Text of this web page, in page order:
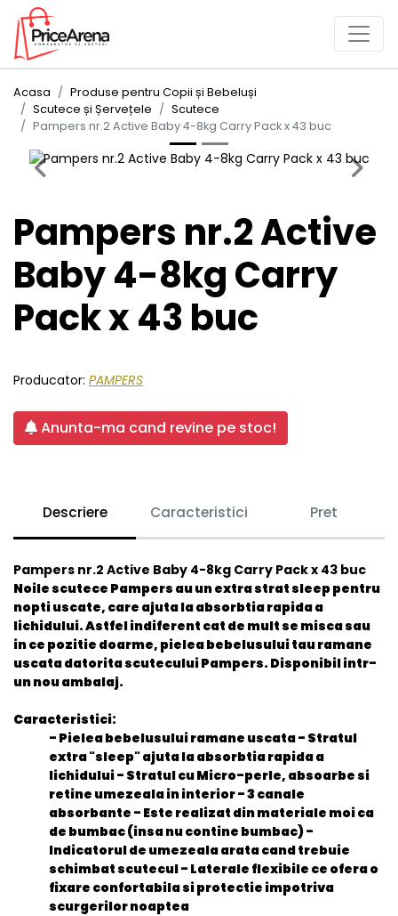
Acasa
Produse pentru Copii și Bebeluși
Scutece și Șervețele
Scutece
Pampers nr.2 Active Baby 4-8kg Carry Pack x 43 buc
Previous Next
Pampers nr.2 Active
Baby 4-8kg Carry
Pack x 43 buc
Producator: PAMPERS
Anunta-ma cand revine pe stoc!
Descriere Caracteristici Pret
Pampers nr.2 Active Baby 4-8kg Carry Pack x 43 buc
Noile scutece Pampers au un extra strat sleep pentru
nopti uscate, care ajuta la absorbtia rapida a
lichidului. Astfel indiferent cat de mult se misca sau
in ce pozitie doarme, pielea bebelusului tau ramane
uscata datorita scutecului Pampers. Disponibil intr-
un nou ambalaj.
Caracteristici:
- Pielea bebelusului ramane uscata - Stratul
extra "sleep" ajuta la absorbtia rapida a
lichidului - Stratul cu Micro-perle, absoarbe si
retine umezeala in interior - 3 canale
absorbante - Este realizat din materiale moi ca
de bumbac (insa nu contine bumbac) -
Indicatorul de umezeala arata cand trebuie
schimbat scutecul - Laterale flexibile ce ofera o
fixare confortabila si protectie impotriva
scurgerilor noaptea